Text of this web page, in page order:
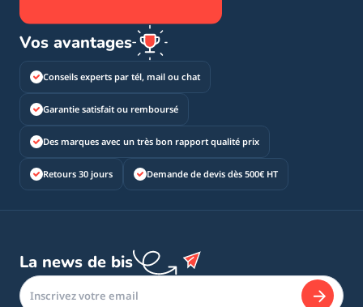
Vos avantages
Conseils experts par tél, mail ou chat
Garantie satisfait ou remboursé
Des marques avec un très bon rapport qualité prix
Retours 30 jours Demande de devis dès 500€ HT
La news de bis